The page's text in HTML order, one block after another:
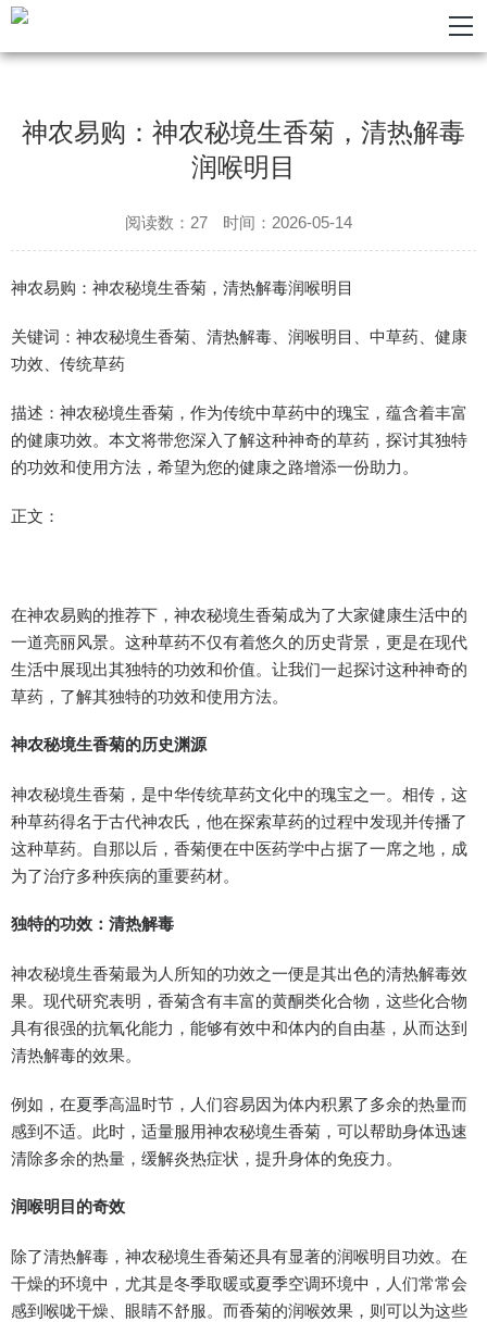
神农易购：神农秘境生香菊，清热解毒
润喉明目
阅读数：27 时间：2026-05-14
神农易购：神农秘境生香菊，清热解毒润喉明目
关键词：神农秘境生香菊、清热解毒、润喉明目、中草药、健康
功效、传统草药
描述：神农秘境生香菊，作为传统中草药中的瑰宝，蕴含着丰富
的健康功效。本文将带您深入了解这种神奇的草药，探讨其独特
的功效和使用方法，希望为您的健康之路增添一份助力。
正文：
在神农易购的推荐下，神农秘境生香菊成为了大家健康生活中的
一道亮丽风景。这种草药不仅有着悠久的历史背景，更是在现代
生活中展现出其独特的功效和价值。让我们一起探讨这种神奇的
草药，了解其独特的功效和使用方法。
神农秘境生香菊的历史渊源
神农秘境生香菊，是中华传统草药文化中的瑰宝之一。相传，这
种草药得名于古代神农氏，他在探索草药的过程中发现并传播了
这种草药。自那以后，香菊便在中医药学中占据了一席之地，成
为了治疗多种疾病的重要药材。
独特的功效：清热解毒
神农秘境生香菊最为人所知的功效之一便是其出色的清热解毒效
果。现代研究表明，香菊含有丰富的黄酮类化合物，这些化合物
具有很强的抗氧化能力，能够有效中和体内的自由基，从而达到
清热解毒的效果。
例如，在夏季高温时节，人们容易因为体内积累了多余的热量而
感到不适。此时，适量服用神农秘境生香菊，可以帮助身体迅速
清除多余的热量，缓解炎热症状，提升身体的免疫力。
润喉明目的奇效
除了清热解毒，神农秘境生香菊还具有显著的润喉明目功效。在
干燥的环境中，尤其是冬季取暖或夏季空调环境中，人们常常会
感到喉咙干燥、眼睛不舒服。而香菊的润喉效果，则可以为这些